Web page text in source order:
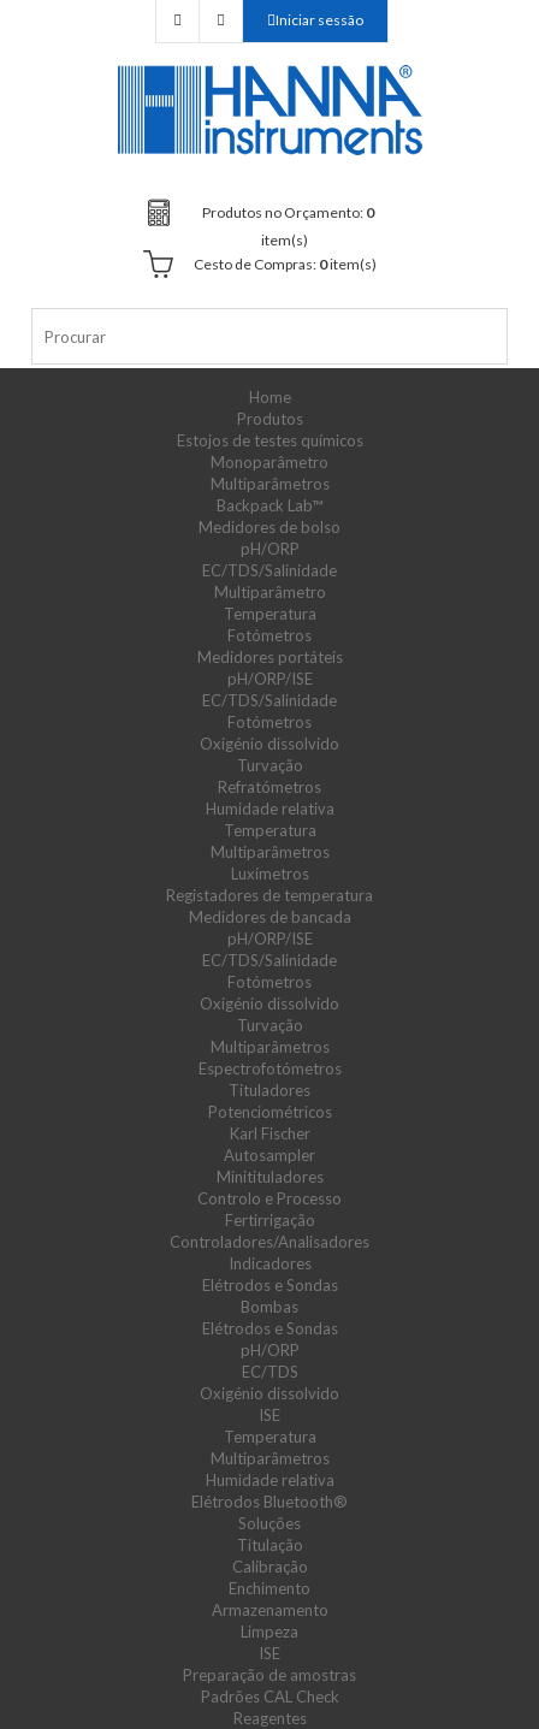
Iniciar sessão
Produtos no Orçamento: 0
item(s)
Cesto de Compras: 0item(s)
Home
Produtos
Estojos de testes químicos
Monoparâmetro
Multiparâmetros
Backpack Lab™
Medidores de bolso
pH/ORP
EC/TDS/Salinidade
Multiparâmetro
Temperatura
Fotómetros
Medidores portáteis
pH/ORP/ISE
EC/TDS/Salinidade
Fotómetros
Oxigénio dissolvido
Turvação
Refratómetros
Humidade relativa
Temperatura
Multiparâmetros
Luxímetros
Registadores de temperatura
Medidores de bancada
pH/ORP/ISE
EC/TDS/Salinidade
Fotómetros
Oxigénio dissolvido
Turvação
Multiparâmetros
Espectrofotómetros
Tituladores
Potenciométricos
Karl Fischer
Autosampler
Minitituladores
Controlo e Processo
Fertirrigação
Controladores/Analisadores
Indicadores
Elétrodos e Sondas
Bombas
Elétrodos e Sondas
pH/ORP
EC/TDS
Oxigénio dissolvido
ISE
Temperatura
Multiparâmetros
Humidade relativa
Elétrodos Bluetooth®
Soluções
Titulação
Calibração
Enchimento
Armazenamento
Limpeza
ISE
Preparação de amostras
Padrões CAL Check
Reagentes